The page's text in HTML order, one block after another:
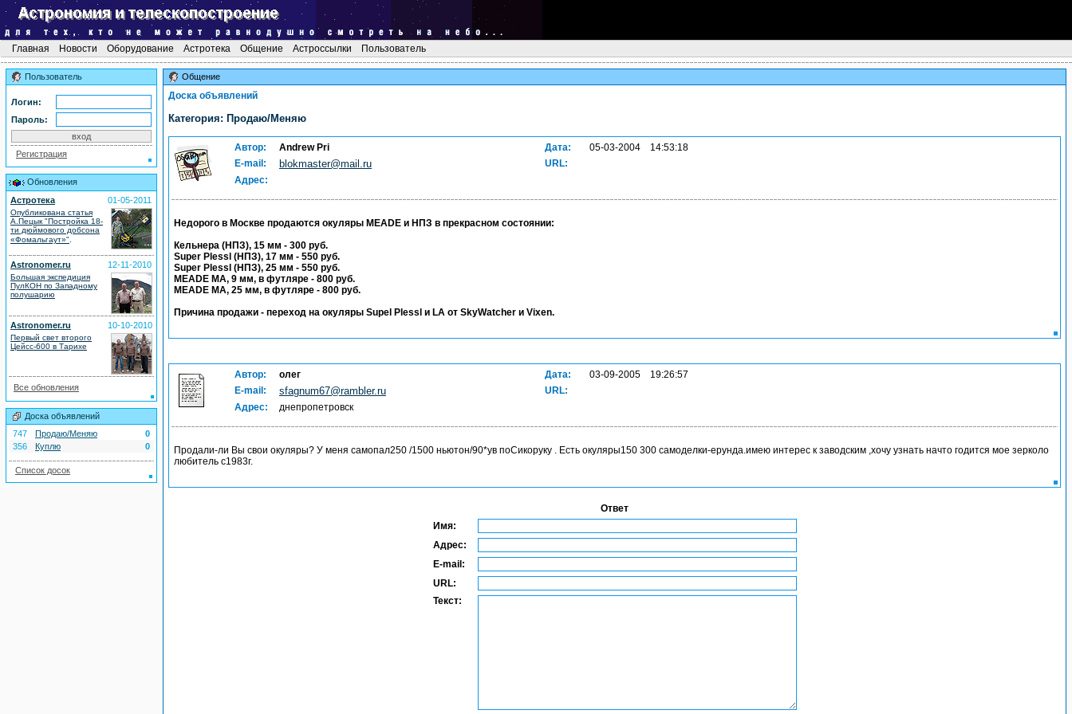
Главная Новости Оборудование Астротека Общение Астроссылки Пользователь
Пользователь
Логин:
Пароль:
Регистрация
Обновления
Астротека
01-05-2011
Опубликована статья
А.Пецык "Постройка 18-
ти дюймового добсона
«Фомальгаут»"
Astronomer.ru 12-11-2010
Большая экспедиция
ПулКОН по Западному
полушарию
Astronomer.ru 10-10-2010
Первый свет второго
Цейсс-600 в Тарихе
Все обновления
Доска объявлений
747
Продаю/Меняю
0
356
Куплю 0
Список досок
Общение
Доска объявлений
Категория: Продаю/Меняю
Автор: Andrew Pri Дата:
05-03-2004 14:53:18
E-mail:
blokmaster@mail.ru
URL:
Адрес:
Недорого в Москве продаются окуляры MEADE и НПЗ в прекрасном состоянии:
Кельнера (НПЗ), 15 мм - 300 руб.
Super Plessl (НПЗ), 17 мм - 550 руб.
Super Plessl (НПЗ), 25 мм - 550 руб.
MEADE MA, 9 мм, в футляре - 800 руб.
MEADE MA, 25 мм, в футляре - 800 руб.
Причина продажи - переход на окуляры Supel Plessl и LA от SkyWatcher и Vixen.
Автор: олег Дата:
03-09-2005 19:26:57
E-mail:
sfagnum67@rambler.ru
URL:
Адрес:
днепропетровск
Продали-ли Вы свои окуляры? У меня самопал250 /1500 ньютон/90*ув поСикоруку . Есть окуляры150 300 самоделки-ерунда.имею интерес к заводским ,хочу узнать начто годится мое зерколо
любитель с1983г.
Ответ
Имя:
Адрес:
E-mail:
URL:
Текст: